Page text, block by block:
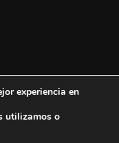
experiencia en
utilizamos o